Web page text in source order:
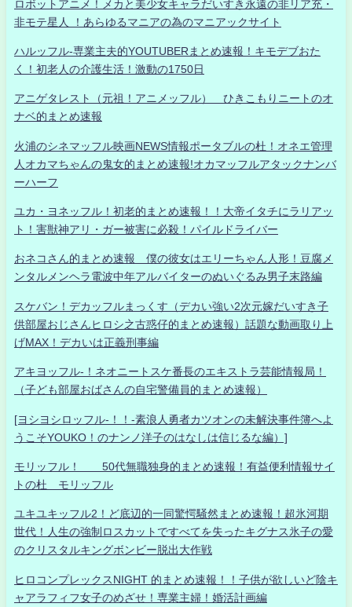
ロボットアニメ！メカと美少女キャラだいすき永遠の非リア充・
非モテ星人 ！あらゆるマニアの為のマニアックサイト
ハルッフル-専業主夫的YOUTUBERまとめ速報！キモデブおた
く！初老人の介護生活！激動の1750日
アニゲタレスト（元祖！アニメッフル） ひきこもりニートのオ
ナベ的まとめ速報
火浦のシネマッフル映画NEWS情報ポータブルの杜！オネエ管理
人オカマちゃんの鬼女的まとめ速報!オカマッフルアタックナンバ
ーハーフ
ユカ・ヨネッフル！初老的まとめ速報！！大帝イタチにラリアッ
ト！害獣神アリ・ガー被害に必殺！パイルドライバー
おネコさん的まとめ速報 僕の彼女はエリーちゃん人形！豆腐メ
ンタルメンヘラ電波中年アルバイターのぬいぐるみ男子末路編
スケバン！デカッフルまっくす（デカい強い2次元嫁だいすき子
供部屋おじさんヒロシ之古惑仔的まとめ速報）話題な動画取り上
げMAX！デカいは正義刑事編
アキヨッフル-！ネオニートスケ番長のエキストラ芸能情報局！
（子ども部屋おばさんの自宅警備員的まとめ速報）
[ヨシヨシロッフル-！！-素浪人勇者カツオンの未解決事件簿へよ
うこそYOUKO！のナンノ洋子のはなしは信じるな編）]
モリッフル！ 50代無職独身的まとめ速報！有益便利情報サイ
トの杜 モリッフル
ユキユキッフル2！ど底辺的一同驚愕騒然まとめ速報！超氷河期
世代！人生の強制ロスカットですべてを失ったキグナス氷子の愛
のクリスタルキングボンビー脱出大作戦
ヒロコンプレックスNIGHT 的まとめ速報！！子供が欲しいど陰キ
ャアラフィフ女子のめざせ！専業主婦！婚活計画編